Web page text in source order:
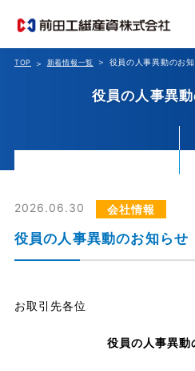
TOP 新着情報一覧 役員の人事異動のお
役員の人事異
役員の人事異動のお知らせ
2026.06.30 会社情報
お取引先各位
役員の人事異動